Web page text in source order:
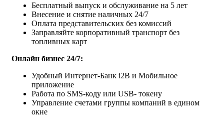
Бесплатный выпуск и обслуживание на 5 лет
Внесение и снятие наличных 24/7
Оплата представительских без комиссий
Заправляйте корпоративный транспорт без
топливных карт
Онлайн бизнес 24/7:
Удобный Интернет-Банк i2B и Мобильное
приложение
Работа по SMS-коду или USB- токену
Управление счетами группы компаний в едином
окне